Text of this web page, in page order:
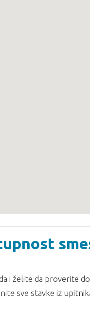
i želite da proverite
sve stavke iz